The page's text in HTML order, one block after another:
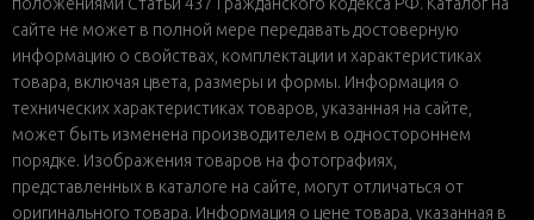
сайте не может в полной мере передавать достоверную
информацию о свойствах, комплектации и характеристиках
товара, включая цвета, размеры и формы. Информация о
технических характеристиках товаров, указанная на сайте,
может быть изменена производителем в одностороннем
порядке. Изображения товаров на фотографиях,
представленных в каталоге на сайте, могут отличаться от
оригинального товара. Информация о цене товара, указанная в